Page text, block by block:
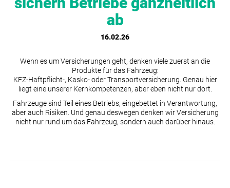
ab
16.02.26
Wenn es um Versicherungen geht, denken viele zuerst an die
Produkte für das Fahrzeug:
KFZ-Haftpflicht-, Kasko- oder Transportversicherung. Genau hier
liegt eine unserer Kernkompetenzen, aber eben nicht nur dort.
Fahrzeuge sind Teil eines Betriebs, eingebettet in Verantwortung,
aber auch Risiken. Und genau deswegen denken wir Versicherung
nicht nur rund um das Fahrzeug, sondern auch darüber hinaus.